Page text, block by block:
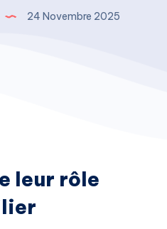
24 Novembre 2025
leur rôle